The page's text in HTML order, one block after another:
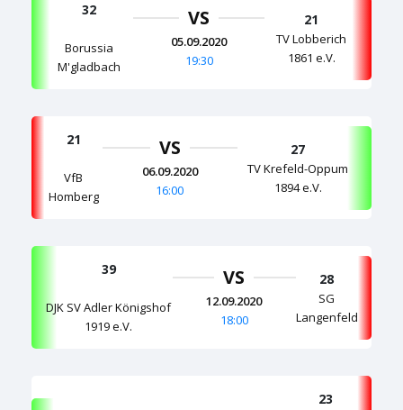
32
Borussia
M'gladbach
VS
05.09.2020
19:30
21
TV Lobberich
1861 e.V.
21
VfB
Homberg
VS
06.09.2020
16:00
27
TV Krefeld-Oppum
1894 e.V.
39
DJK SV Adler Königshof
1919 e.V.
VS
12.09.2020
18:00
28
SG
Langenfeld
23